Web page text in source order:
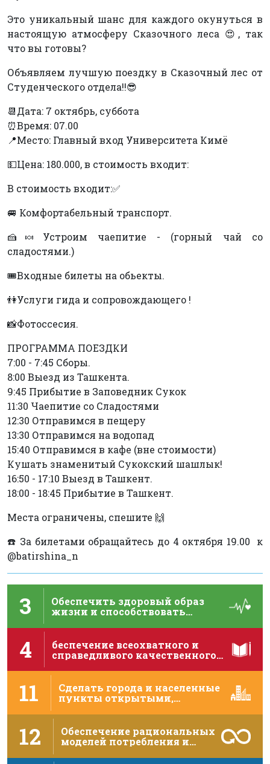
Это уникальный шанс для каждого окунуться в
настоящую атмосферу Сказочного леса 😍, так
что вы готовы?
Объявляем лучшую поездку в Сказочный лес от
Студенческого отдела!!😎
📆Дата: 7 октябрь, суббота
⏰Время: 07.00
📍Место: Главный вход Университета Кимё
💵Цена: 180.000, в стоимость входит:
В стоимость входит:✅
🚐 Комфортабельный транспорт.
🍰🍬Устроим чаепитие - (горный чай со
сладостями.)
🎟Входные билеты на обьекты.
👫Услуги гида и сопровождающего !
📸Фотоссесия.
ПРОГРАММА ПОЕЗДКИ
7:00 - 7:45 Сборы.
8:00 Выезд из Ташкента.
9:45 Прибытие в Заповедник Сукок
11:30 Чаепитие со Сладостями
12:30 Отправимся в пещеру
13:30 Отправимся на водопад
15:40 Отправимся в кафе (вне стоимости)
Кушать знаменитый Сукокский шашлык!
16:50 - 17:10 Выезд в Ташкент.
18:00 - 18:45 Прибытие в Ташкент.
Места ограничены, спешите 🙌
☎️ За билетами обращайтесь до 4 октября 19.00 к
@batirshina_n
3
Обеспечить здоровый образ
жизни и способствовать
4
беспечение всеохватного и
справедливого качественного
11
Сделать города и населенные
пункты открытыми,
жизнеспособными …
12
Обеспечение рациональных
моделей потребления и